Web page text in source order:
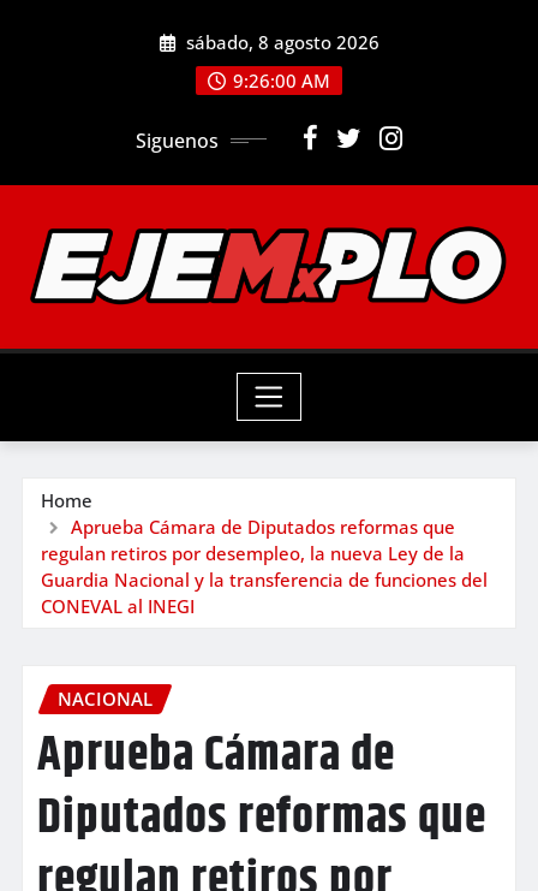
sábado, 8 agosto 2026
9:26:01 AM
Siguenos
Home
Aprueba Cámara de Diputados reformas que
regulan retiros por desempleo, la nueva Ley de la
Guardia Nacional y la transferencia de funciones del
CONEVAL al INEGI
NACIONAL
Aprueba Cámara de
Diputados reformas que